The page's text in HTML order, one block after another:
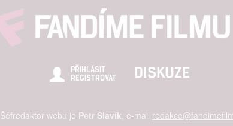
PŘIHLÁSIT
REGISTROVAT
DISKUZE
Šéfredaktor webu je Petr Slavík , e-mail